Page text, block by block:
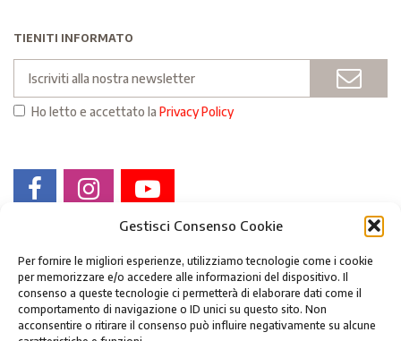
Gestisci Consenso Cookie
Per fornire le migliori esperienze, utilizziamo tecnologie come i cookie
per memorizzare e/o accedere alle informazioni del dispositivo. Il
consenso a queste tecnologie ci permetterà di elaborare dati come il
comportamento di navigazione o ID unici su questo sito. Non
acconsentire o ritirare il consenso può influire negativamente su alcune
TIENITI INFORMATO
Ho letto e accettato la Privacy Policy